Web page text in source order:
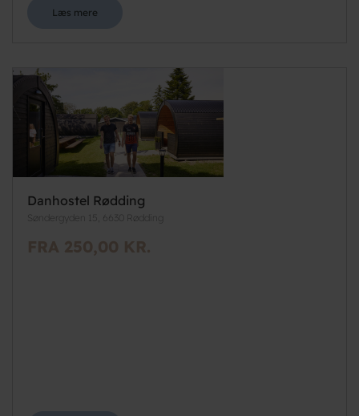
Læs mere
Danhostel Rødding
Søndergyden 15, 6630 Rødding
FRA 250,00 KR.